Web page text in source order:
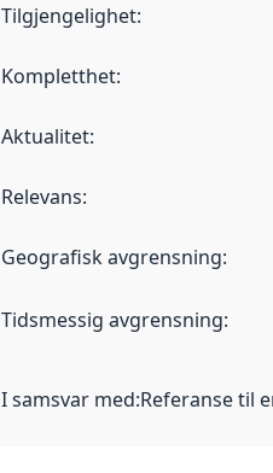
Tilgjengelighet:
Kompletthet:
Aktualitet:
Relevans:
Geografisk avgrensning:
Tidsmessig avgrensning:
I samsvar med:Referanse til